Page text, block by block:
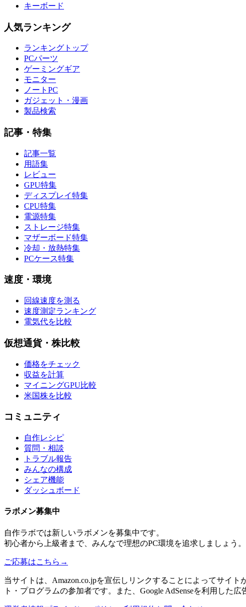
キーボード
人気ランキング
ランキングトップ
PCパーツ
ゲーミングギア
モニター
ノートPC
ガジェット・漫画
製品検索
記事・特集
記事一覧
用語集
レビュー
GPU特集
ディスプレイ特集
CPU特集
電源特集
ストレージ特集
マザーボード特集
冷却・放熱特集
PCケース特集
速度・環境
回線速度を測る
速度測定ランキング
電気代を比較
仮想通貨・株比較
価格をチェック
収益を計算
マイニングGPU比較
米国株を比較
コミュニティ
自作レシピ
質問・相談
トラブル報告
みんなの構成
シェア機能
ダッシュボード
ラボメン募集中
自作ラボでは新しいラボメンを募集中です。
初心者から上級者まで、みんなで理想のPC環境を追求しましょう。
ご応募はこちら →
当サイトは、Amazon.co.jpを宣伝しリンクすることによってサイ
ト・プログラムの参加者です。また、Google AdSenseを利用した